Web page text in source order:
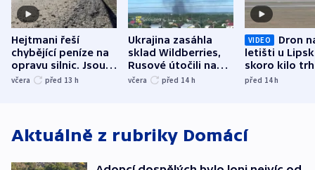
Hejtmani řeší
chybějící peníze na
opravu silnic. Jsou
nenárokové, namítá
včera před 13 h
Ukrajina zasáhla
sklad Wildberries,
Rusové útočili na
trh, hasiče či
včera před 14 h
VIDEO
Dron
letišti u
skoro kilo
indicie
před 14h
Aktuálně z rubriky Domácí